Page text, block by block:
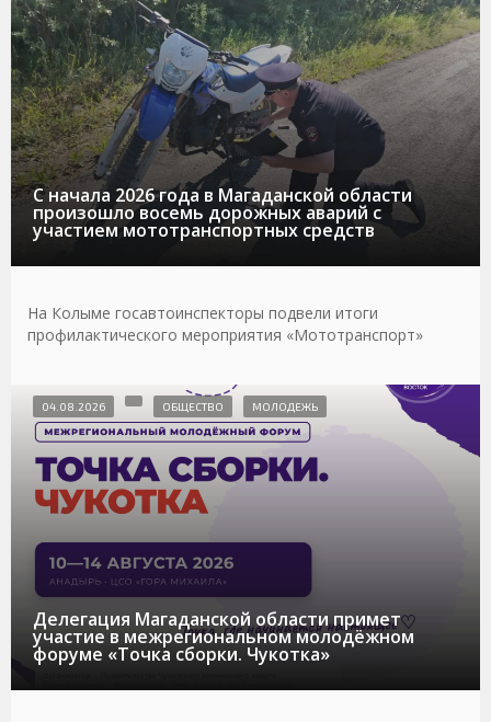
С начала 2026 года в Магаданской области
произошло восемь дорожных аварий с
участием мототранспортных средств
На Колыме госавтоинспекторы подвели итоги
профилактического мероприятия «Мототранспорт»
Делегация Магаданской области примет
участие в межрегиональном молодёжном
форуме «Точка сборки. Чукотка»
04.08.2026 ОБЩЕСТВО МОЛОДЕЖЬ